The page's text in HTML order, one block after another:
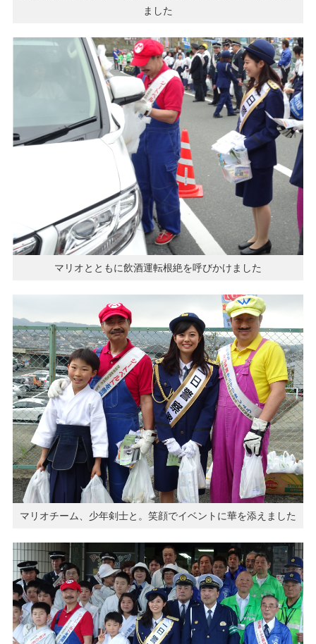
ました
マリオとともに飲酒運転根絶を呼びかけました
マリオチーム、少年剣士と。笑顔でイベントに華を添えました